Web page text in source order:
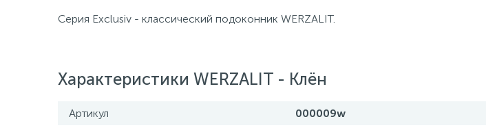
Серия Exclusiv - классический подоконник WERZALIT.
Характеристики WERZALIT - Клён
Артикул
000009w